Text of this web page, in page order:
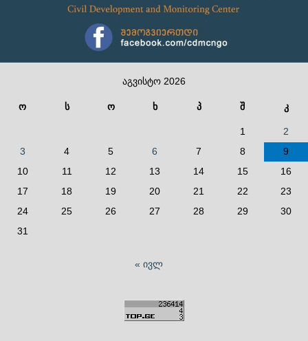
აგვისტო 2026
ო ს ო ხ პ შ კ
1
2
3
4 5 6 7 8
9
10
11 12 13 14 15
16
17
18 19 20 21 22
23
24
25 26 27 28 29
30
31
« ივლ